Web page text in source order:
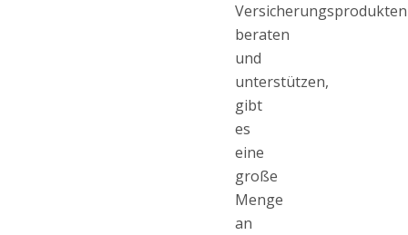
Versicherungsprodukten
beraten
und
unterstützen,
gibt
es
eine
große
Menge
an